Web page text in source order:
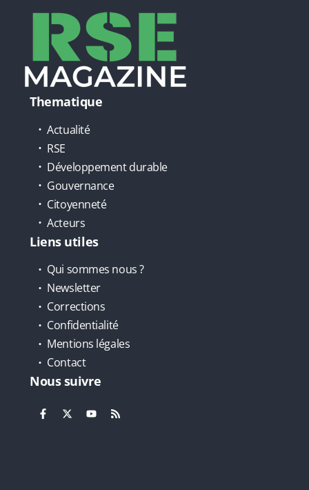
Thematique
Actualité
RSE
Développement durable
Gouvernance
Citoyenneté
Acteurs
Liens utiles
Qui sommes nous ?
Newsletter
Corrections
Confidentialité
Mentions légales
Contact
Nous suivre